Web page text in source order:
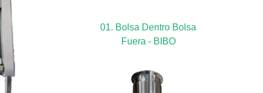
01. Bolsa Dentro Bolsa
Fuera - BIBO